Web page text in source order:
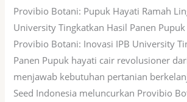
Provibio Botani: Pupuk Hayati Ramah
University Tingkatkan Hasil Panen
Provibio Botani: Inovasi IPB University
Panen Pupuk hayati cair revolusioner
menjawab kebutuhan pertanian
Seed Indonesia meluncurkan Provibio
Cair
Multiguna
Pengganti
30%
Pupuk
Kimia